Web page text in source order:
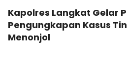
Kapolres Langkat Gelar
Pengungkapan Kasus
Menonjol